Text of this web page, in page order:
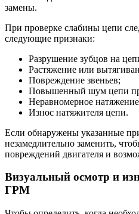
замены.
При проверке слабины цепи
следующие признаки:
Разрушение зубцов на
Растяжение или
Повреждение звеньев;
Повышенный шум цепи
Неравномерное
Износ натяжителя цепи.
Если обнаружены указанные
незамедлительно заменить,
повреждений двигателя и
Визуальный осмотр и
ГРМ